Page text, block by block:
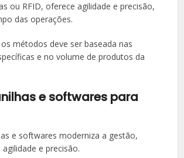
ou RFID, oferece agilidade e precisão,
das operações.
métodos deve ser baseada nas
e no volume de produtos da
e softwares para
e softwares moderniza a gestão,
e precisão.